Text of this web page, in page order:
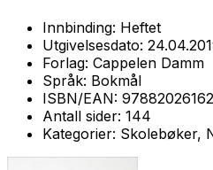
Innbinding: Heftet
Utgivelsesdato:
Forlag: Cappelen Damm
Språk: Bokmål
ISBN/EAN:
Antall sider: 144
Kategorier: Skolebøker,